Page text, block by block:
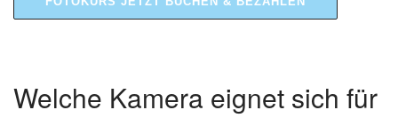
Welche Kamera eignet sich für